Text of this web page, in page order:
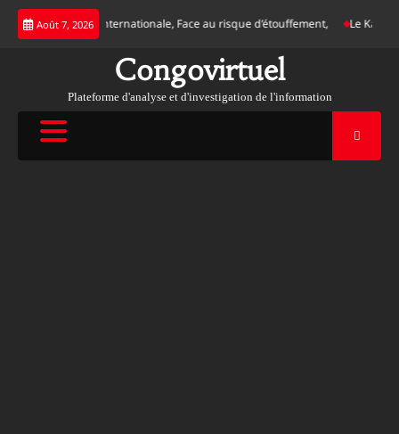
Skip
Août 7, 2026
d’une justice internationale, Face au risque d’étouffement, Le
Congovirtuel
Plateforme d'analyse et d'investigation de l'information